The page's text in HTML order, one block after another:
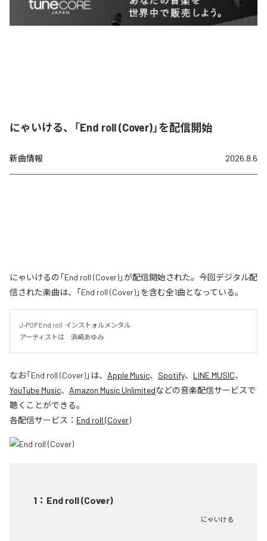
にゃいける、「End roll (Cover)」を配信開始
新曲情報 2026.8.6
にゃいけるの「End roll (Cover)」が配信開始された。今回デジタル配
信された楽曲は、「End roll (Cover)」を含む全1曲となっている。
J-POP End roll  インストォルメンタル
アーティストは　浜崎あゆみ
なお「End roll (Cover)」は、 Apple Music、 Spotify、 LINE MUSIC、
YouTube Music、 Amazon Music Unlimitedなどの音楽配信サービスで
聴くことができる。
各配信サービス： End roll (Cover)
1 ： End roll (Cover)
にゃいける